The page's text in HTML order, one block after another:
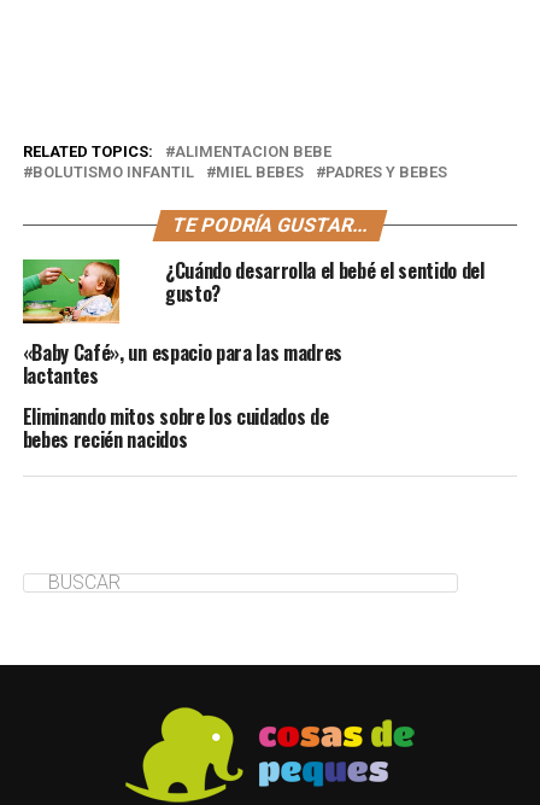
RELATED TOPICS:
ALIMENTACION BEBE
BOLUTISMO INFANTIL
MIEL BEBES PADRES Y BEBES
TE PODRÍA GUSTAR...
¿Cuándo desarrolla el bebé el sentido del
gusto?
«Baby Café», un espacio para las madres
lactantes
Eliminando mitos sobre los cuidados de
bebes recién nacidos